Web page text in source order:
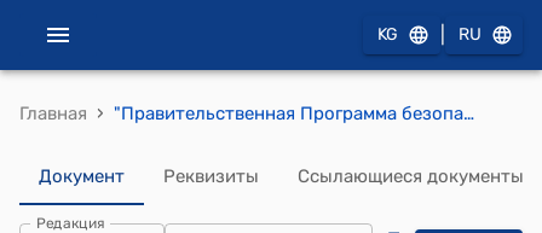
KG RU
Главная › "Правительственная Программа безопасности полетов в гражданской авиации Кыргызской Республики" (Утвержденой постановлением Правительства Кыргызской Республики от 28 апреля 2009 года № 266)
Документ Реквизиты Ссылающиеся документы
Редакция